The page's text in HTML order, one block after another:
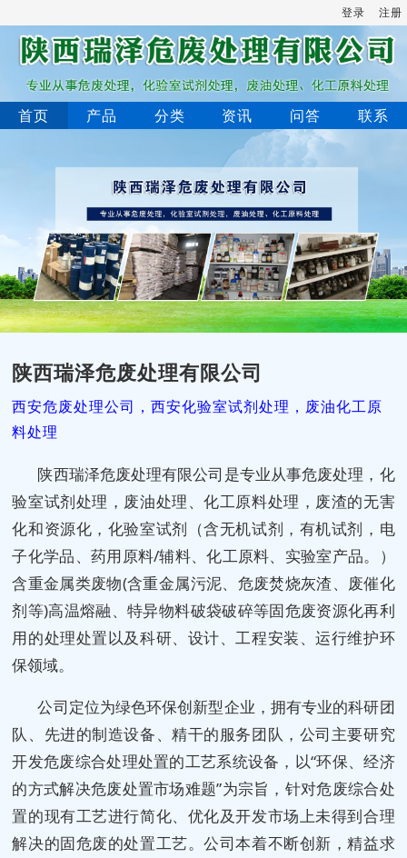
登录 注册
首页 产品 分类 资讯 问答 联系
陕西瑞泽危废处理有限公司
西安危废处理公司，西安化验室试剂处理，废油化工原
料处理
陕西瑞泽危废处理有限公司是专业从事危废处理，化
验室试剂处理，废油处理、化工原料处理，废渣的无害
化和资源化，化验室试剂（含无机试剂，有机试剂， 电
子化学品、药用原料/辅料、化工原料、实验室产品。）
含重金属类废物(含重金属污泥、危废焚烧灰渣、废催化
剂等)高温熔融、特异物料破袋破碎等固危废资源化再利
用的处理处置以及科研、设计、工程安装、运行维护环
保领域。
公司定位为绿色环保创新型企业，拥有专业的科研团
队、先进的制造设备、精干的服务团队，公司主要研究
开发危废综合处理处置的工艺系统设备，以“环保、经济
的方式解决危废处置市场难题”为宗旨，针对危废综合处
置的现有工艺进行简化、优化及开发市场上未得到合理
解决的固危废的处置工艺。公司本着不断创新，精益求